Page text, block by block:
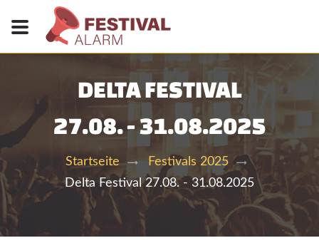
DELTA FESTIVAL
27.08. - 31.08.2025
Startseite
Festivals 2025
Delta Festival 27.08. - 31.08.2025